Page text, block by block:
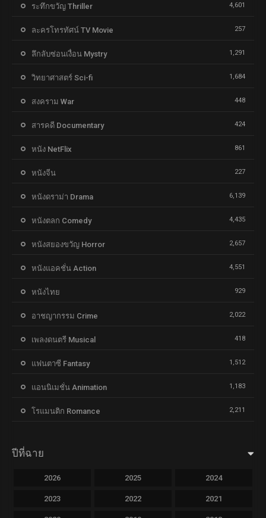
ระทึกขวัญ Thriller 4,601
ละครโทรทัศน์ TV Movie 257
ลึกลับซ่อนเงื่อน Mystry 1,291
วิทยาศาสตร์ Sci-fi 1,684
สงคราม War 448
สารคดี Documentary 424
หนัง NetFlix 861
หนังจีน 227
หนังดราม่า Drama 6,139
หนังตลก Comedy 4,435
หนังสยองขวัญ Horror 2,657
หนังแอคชั่น Action 4,551
หนังไทย 929
อาชญากรรม Crime 2,022
เพลงดนตรี Musical 418
แฟนตาซี Fantasy 1,512
แอนนิเมชั่น Animation 1,183
โรแมนติก Romance 2,211
ปีที่ฉาย
2026 2025 2024
2023 2022 2021